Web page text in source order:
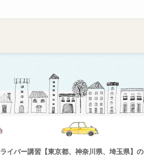
イバー講習 【東京都、神奈川県、埼玉県】の